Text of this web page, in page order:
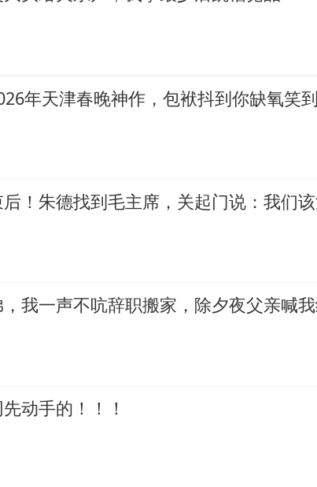
年天津春晚神作，包袱抖到你缺氧笑到
！朱德找到毛主席，关起门说：我们
我一声不吭辞职搬家，除夕夜父亲喊
动手的！！！